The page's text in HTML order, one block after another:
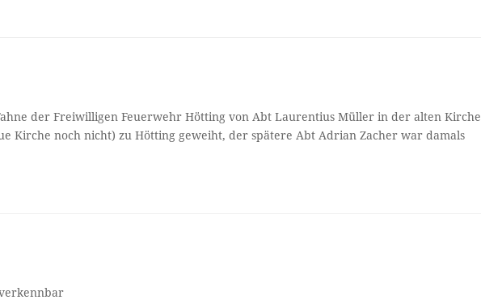
der Freiwilligen Feuerwehr Hötting von Abt Laurentius Müller in der alten Kirche
Kirche noch nicht) zu Hötting geweiht, der spätere Abt Adrian Zacher war damals